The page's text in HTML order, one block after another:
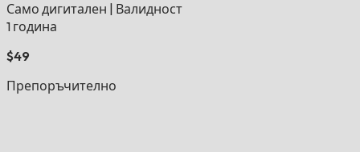
Само дигитален
Валидност
1 година
$49
Препоръчително